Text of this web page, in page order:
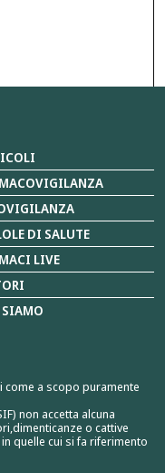
a scopo puramente
non accetta alcuna
o cattive
quelle cui si fa riferimento
DI SALUTE
LIVE